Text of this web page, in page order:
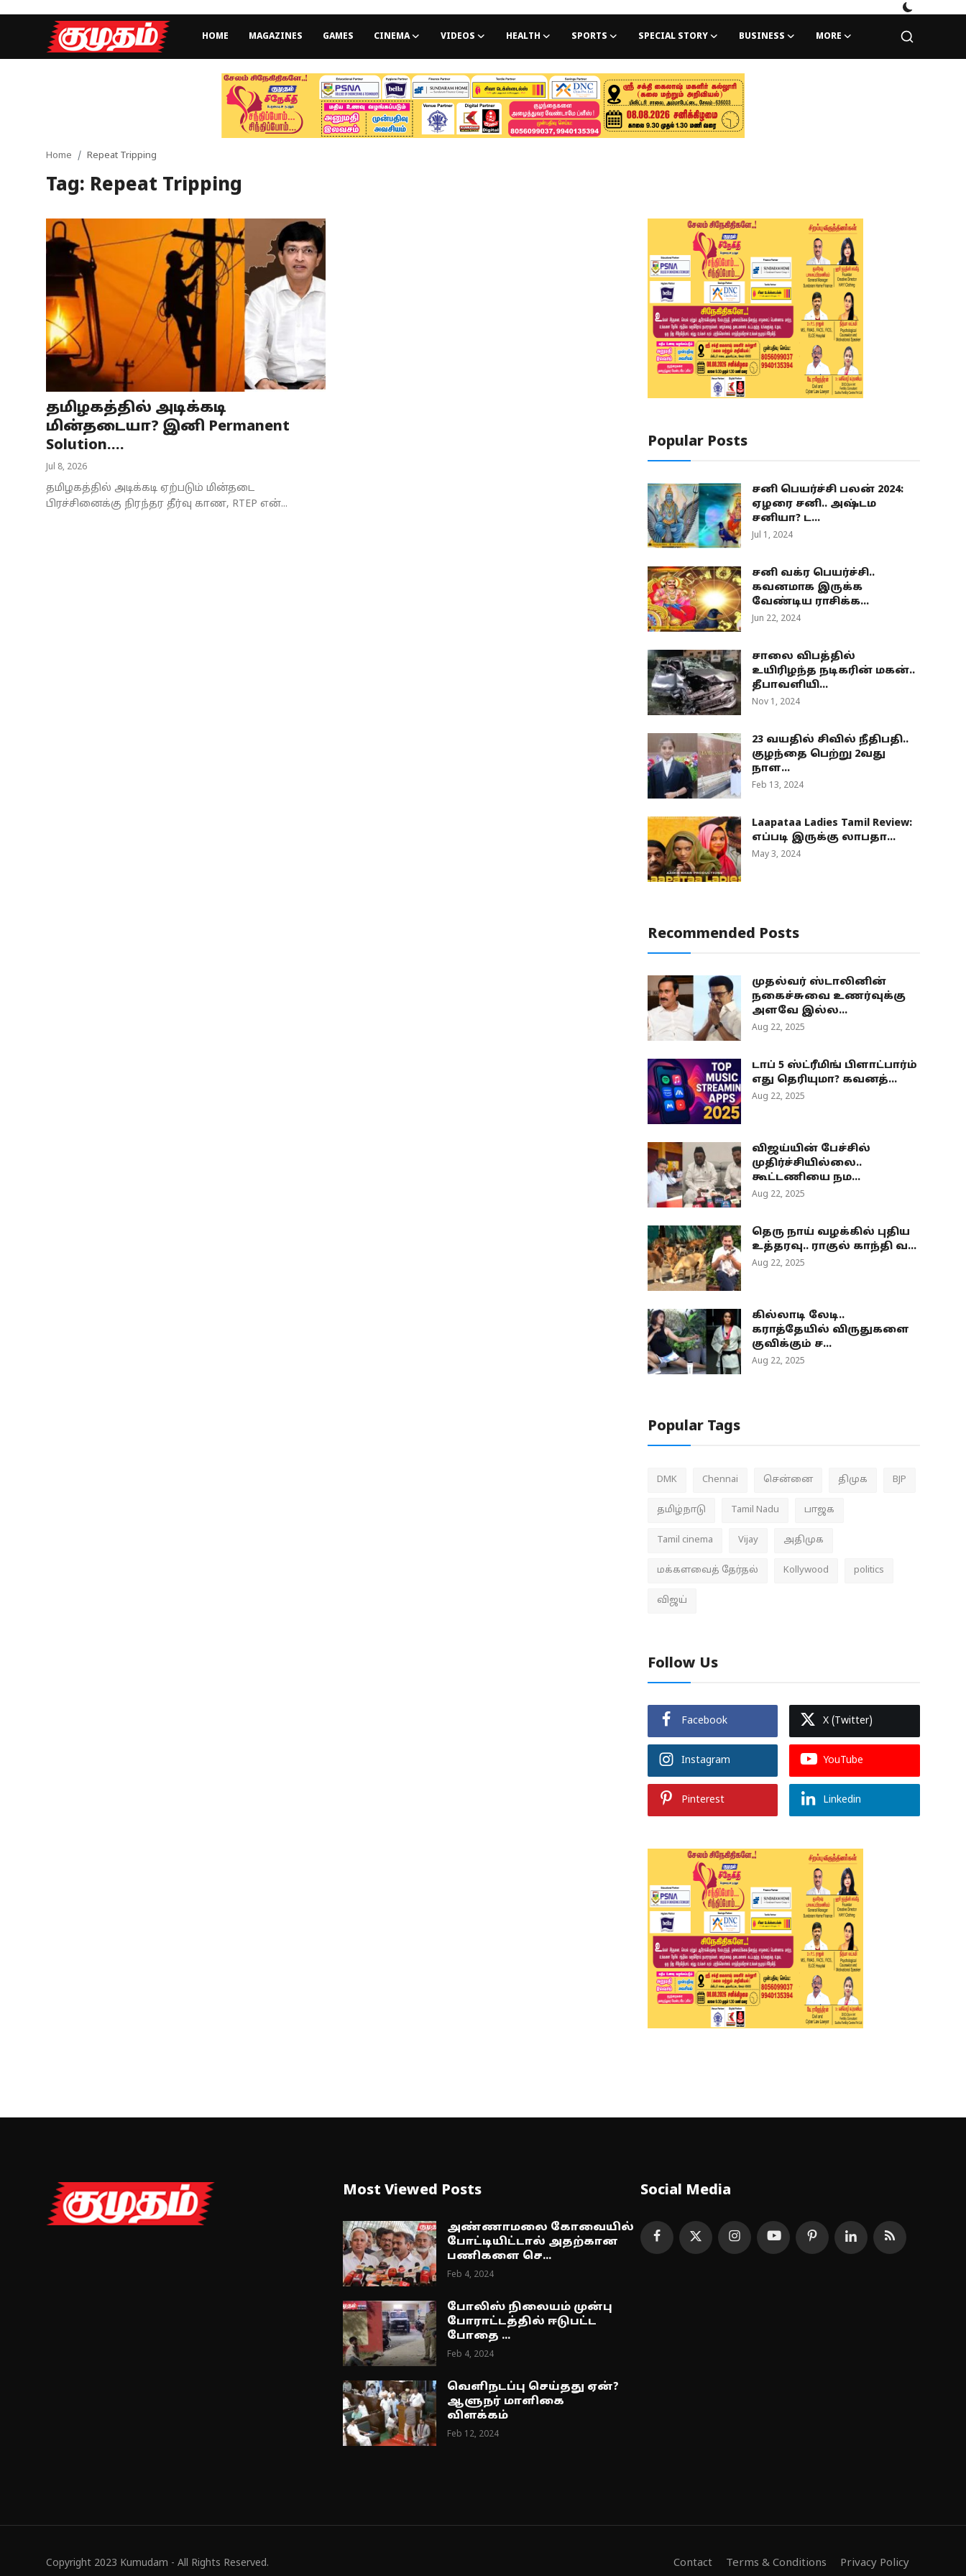
HOME MAGAZINES GAMES CINEMA VIDEOS HEALTH SPORTS SPECIAL STORY BUSINESS MORE
Games
Videos
Health
Special Story
Business
Tamilnadu
National
Astrology
Home Repeat Tripping
Tag: Repeat Tripping
தமிழகத்தில் அடிக்கடி
மின்தடையா? இனி Permanent
Solution....
Jul 8, 2026
தமிழகத்தில் அடிக்கடி ஏற்படும் மின்தடை
பிரச்சினைக்கு நிரந்தர தீர்வு காண, RTEP என்...
Popular Posts
சனி பெயர்ச்சி பலன் 2024:
ஏழரை சனி.. அஷ்டம
சனியா? ட...
Jul 1, 2024
சனி வக்ர பெயர்ச்சி..
கவனமாக இருக்க
வேண்டிய ராசிக்க...
Jun 22, 2024
சாலை விபத்தில்
உயிரிழந்த நடிகரின் மகன்..
தீபாவளியி...
Nov 1, 2024
23 வயதில் சிவில் நீதிபதி..
குழந்தை பெற்று 2வது
நாள...
Feb 13, 2024
Laapataa Ladies Tamil Review:
எப்படி இருக்கு லாபதா...
May 3, 2024
Recommended Posts
முதல்வர் ஸ்டாலினின்
நகைச்சுவை உணர்வுக்கு
அளவே இல்ல...
Aug 22, 2025
டாப் 5 ஸ்ட்ரீமிங் பிளாட்பார்ம்
எது தெரியுமா? கவனத்...
Aug 22, 2025
விஜய்யின் பேச்சில்
முதிர்ச்சியில்லை..
கூட்டணியை நம...
Aug 22, 2025
தெரு நாய் வழக்கில் புதிய
உத்தரவு.. ராகுல் காந்தி வ...
Aug 22, 2025
கில்லாடி லேடி..
கராத்தேயில் விருதுகளை
குவிக்கும் ச...
Aug 22, 2025
Popular Tags
DMK Chennai சென்னை திமுக BJP
தமிழ்நாடு Tamil Nadu பாஜக
Tamil cinema Vijay அதிமுக
மக்களவைத் தேர்தல் Kollywood politics
விஜய்
Follow Us
Facebook X (Twitter)
Instagram YouTube
Pinterest Linkedin
Most Viewed Posts
அண்ணாமலை கோவையில்
போட்டியிட்டால் அதற்கான
பணிகளை செ...
Feb 4, 2024
போலிஸ் நிலையம் முன்பு
போராட்டத்தில் ஈடுபட்ட
போதை ...
Feb 4, 2024
வெளிநடப்பு செய்தது ஏன்?
ஆளுநர் மாளிகை
விளக்கம்
Feb 12, 2024
Social Media
Copyright 2023 Kumudam - All Rights Reserved. Contact Terms & Conditions Privacy Policy